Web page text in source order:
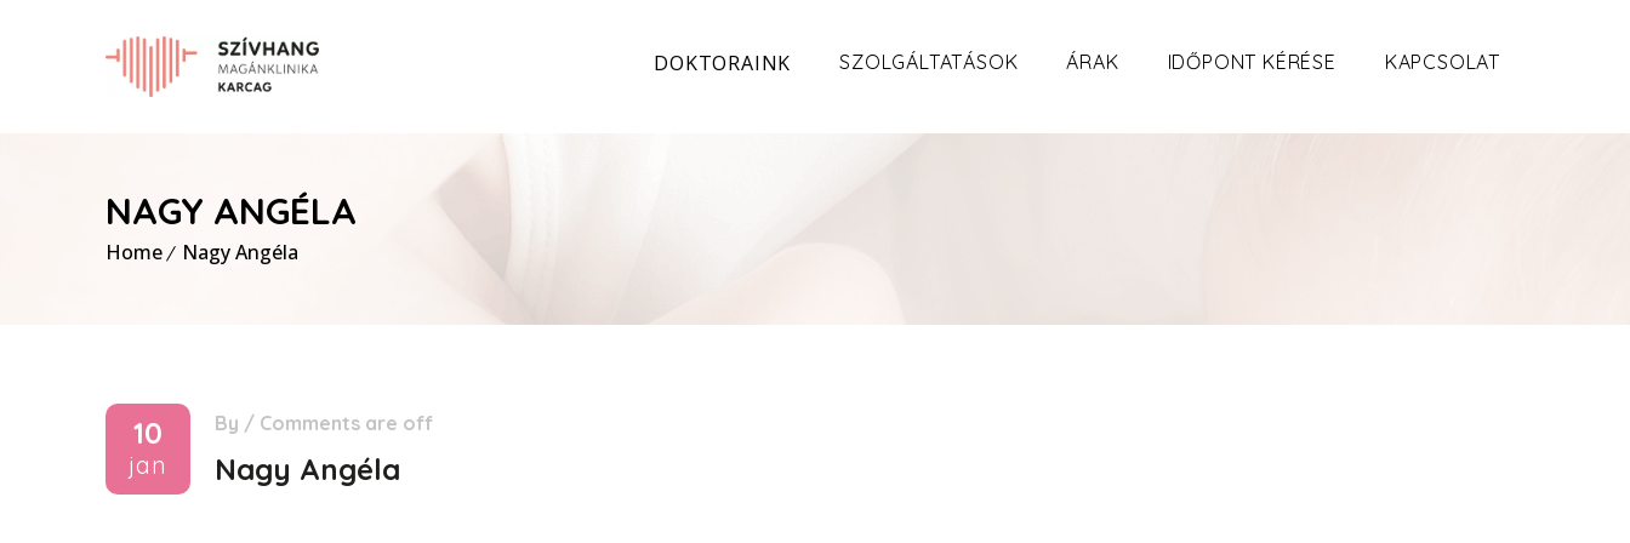
DOKTORAINK SZOLGÁLTATÁSOK ÁRAK IDŐPONT KÉRÉSE KAPCSOLAT
NAGY ANGÉLA
Home Nagy Angéla
10
jan
By / Comments are off
Nagy Angéla